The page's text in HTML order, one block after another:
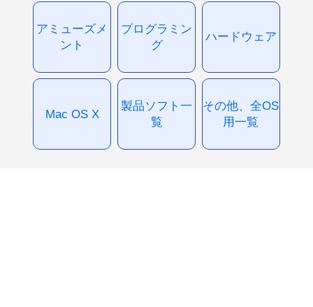
アミューズメ
ント
プログラミン
グ
ハードウェア
Mac OS X
製品ソフト一
覧
その他、全OS
用一覧